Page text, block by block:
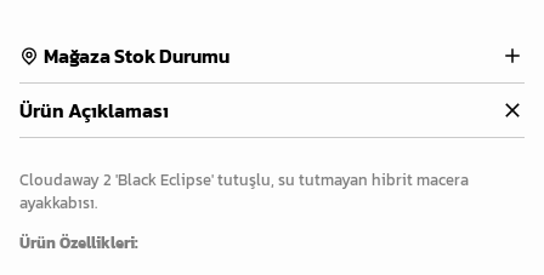
Mağaza Stok Durumu
Ürün Açıklaması
Cloudaway 2 'Black Eclipse' tutuşlu, su tutmayan hibrit macera
ayakkabısı.
Ürün Özellikleri: